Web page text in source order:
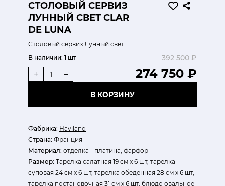
СТОЛОВЫЙ СЕРВИЗ
ЛУННЫЙ СВЕТ CLAR
DE LUNA
Столовый сервиз Лунный свет
Фабрика: Haviland
Страна: Франция
Материал: отделка - платина, фарфор
Размер: Тарелка салатная 19 см х 6 шт, тарелка
суповая 24 см х 6 шт, тарелка обеденная 28 см х 6 шт,
тарелка постановочная 31 см х 6 шт, блюдо овальное
В наличии: 1 шт 392 500 ₽
274 750 ₽
+ –
В КОРЗИНУ